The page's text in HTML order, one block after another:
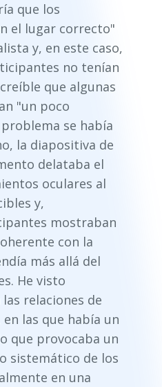
que los
el lugar correcto"
y, en este caso,
no tenían
que algunas
"un poco
se había
la diapositiva de
delataba el
oculares al
y,
mostraban
con la
más allá del
He visto
relaciones de
las que había un
que provocaba un
sistemático de los
en una